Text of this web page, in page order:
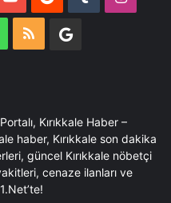
RSS
Google
Kırıkkale Haber –
haber, Kırıkkale son dakika
güncel Kırıkkale nöbetçi
cenaze ilanları ve